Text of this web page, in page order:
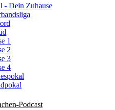
- Dein Zuhause
1
2
3
4
Podcast